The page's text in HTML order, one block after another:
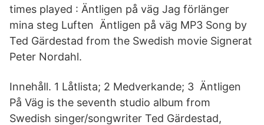
times played : Äntligen på väg Jag förlänger
mina steg Luften Äntligen på väg MP3 Song by
Ted Gärdestad from the Swedish movie Signerat
Peter Nordahl.
Innehåll. 1 Låtlista; 2 Medverkande; 3 Äntligen
På Väg is the seventh studio album from
Swedish singer/songwriter Ted Gärdestad,